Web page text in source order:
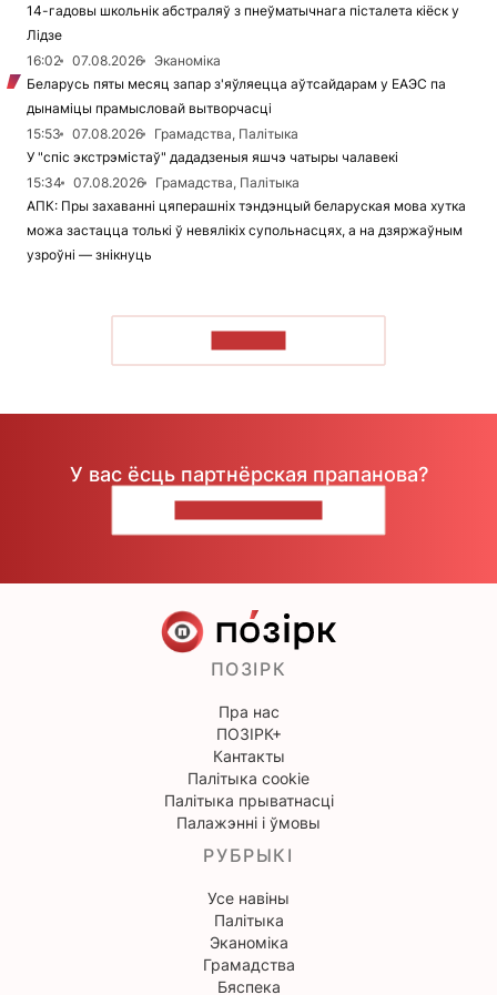
14-гадовы школьнік абстраляў з пнеўматычнага пісталета кіёск у
Лідзе
16:02
07.08.2026
Эканоміка
Беларусь пяты месяц запар з'яўляецца аўтсайдарам у ЕАЭС па
дынаміцы прамысловай вытворчасці
15:53
07.08.2026
Грамадства, Палітыка
У "спіс экстрэмістаў" дададзеныя яшчэ чатыры чалавекі
15:34
07.08.2026
Грамадства, Палітыка
АПК: Пры захаванні цяперашніх тэндэнцый беларуская мова хутка
можа застацца толькі ў невялікіх супольнасцях, а на дзяржаўным
узроўні — знікнуць
У вас ёсць партнёрская прапанова?
ПОЗІРК
Пра нас
ПОЗІРК+
Кантакты
Палітыка cookie
Палітыка прыватнасці
Палажэнні і ўмовы
РУБРЫКІ
Усе навіны
Палітыка
Эканоміка
Грамадства
Бяспека